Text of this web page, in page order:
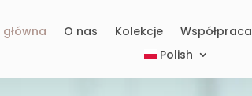
O nas Kolekcje Współpraca
Polish